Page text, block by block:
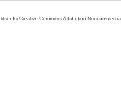
Creative Commons Attribution-